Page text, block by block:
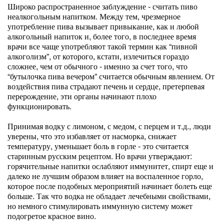
Широко распространенное заблуждение - считать пиво
неалкогольным напитком. Между тем, чрезмерное
употребление пива вызывает привыкание, как и любой
алкогольный напиток и, более того, в последнее время
врачи все чаще употребляют такой термин как “пивной
алкоголизм”, от которого, кстати, излечиться гораздо
сложнее, чем от обычного - именно за счет того, что
“бутылочка пива вечером” считается обычным явлением. От
воздействия пива страдают печень и сердце, претерпевая
перерождение, эти органы начинают плохо
функционировать.
Принимая водку с лимоном, с медом, с перцем и т.д., люди
уверены, что это избавляет от насморка, снижает
температуру, уменьшает боль в горле - это считается
старинным русским рецептом. Но врачи утверждают:
горячительные напитки ослабляют иммунитет, спирт еще и
далеко не лучшим образом влияет на воспаленное горло,
которое после подобных мероприятий начинает болеть еще
больше. Так что водка не обладает лечебными свойствами,
но немного стимулировать иммунную систему может
подогретое красное вино.